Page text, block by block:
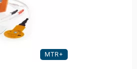
MTR+